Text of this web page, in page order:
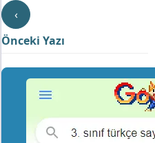
‹
Önceki Yazı